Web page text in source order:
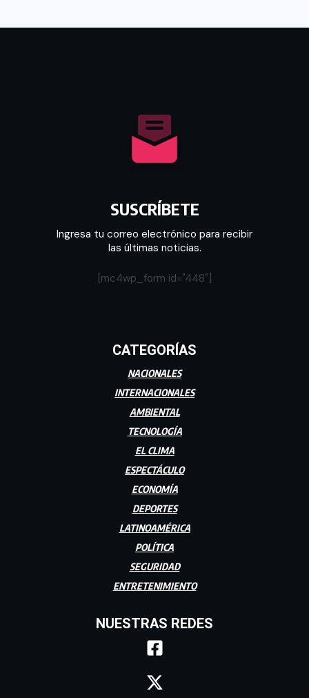
SUSCRÍBETE
Ingresa tu correo electrónico para recibir
las últimas noticias.
[mc4wp_form id="448"]
CATEGORÍAS
NACIONALES
INTERNACIONALES
AMBIENTAL
TECNOLOGÍA
EL CLIMA
ESPECTÁCULO
ECONOMÍA
DEPORTES
LATINOAMÉRICA
POLÍTICA
SEGURIDAD
ENTRETENIMIENTO
NUESTRAS REDES